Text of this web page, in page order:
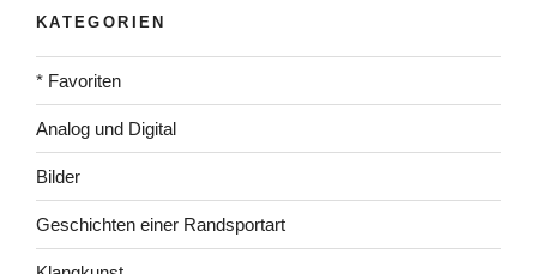
KATEGORIEN
* Favoriten
Analog und Digital
Bilder
Geschichten einer Randsportart